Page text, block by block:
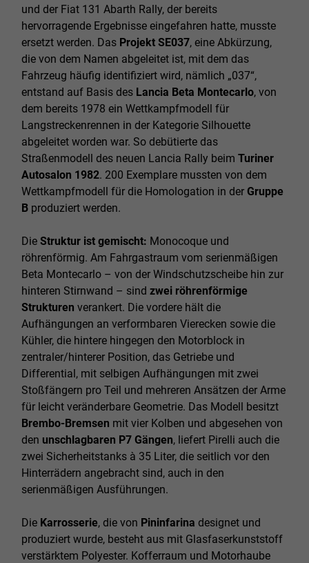
und der Fiat 131 Abarth Rally, der bereits
hervorragende Ergebnisse eingefahren hatte, musste
ersetzt werden. Das Projekt SE037, eine Abkürzung,
die von dem Namen abgeleitet ist, mit dem das
Fahrzeug häufig identifiziert wird, nämlich „037“,
entstand auf Basis des Lancia Beta Montecarlo, von
dem bereits 1978 ein Wettkampfmodell für
Langstreckenrennen in der Kategorie Silhouette
abgeleitet worden war. So debütierte das
Straßenmodell des neuen Lancia Rally beim Turiner
Autosalon 1982. 200 Exemplare mussten von dem
Wettkampfmodell für die Homologation in der Gruppe
B produziert werden.
Die Struktur ist gemischt: Monocoque und
röhrenförmig. Am Fahrgastraum vom serienmäßigen
Beta Montecarlo – von der Windschutzscheibe hin zur
hinteren Stirnwand – sind zwei röhrenförmige
Strukturen verankert. Die vordere hält die
Aufhängungen an verformbaren Vierecken sowie die
Kühler, die hintere hingegen den Motorblock in
zentraler/hinterer Position, das Getriebe und
Differential, mit selbigen Aufhängungen mit zwei
Stoßfängern pro Teil und mehreren Ansätzen der Arme
für leicht veränderbare Geometrie. Das Modell besitzt
Brembo-Bremsen mit vier Kolben und abgesehen von
den unschlagbaren P7 Gängen, liefert Pirelli auch die
zwei Sicherheitstanks à 35 Liter, die seitlich vor den
Hinterrädern angebracht sind, auch in den
serienmäßigen Ausführungen.
Die Karrosserie, die von Pininfarina designet und
produziert wurde, besteht aus mit Glasfaserkunststoff
verstärktem Polyester. Kofferraum und Motorhaube